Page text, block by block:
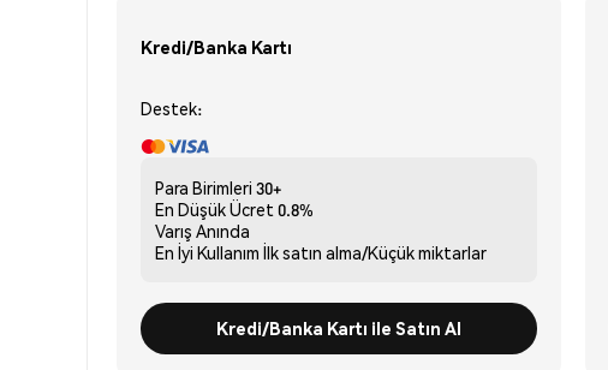
Kredi/Banka Kartı
Destek:
Para Birimleri 30+
En Düşük Ücret 0.8%
Varış Anında
En İyi Kullanım İlk satın alma/Küçük miktarlar
Kredi/Banka Kartı ile Satın Al